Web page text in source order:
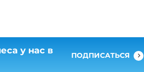
у нас в
ПОДПИСАТЬСЯ